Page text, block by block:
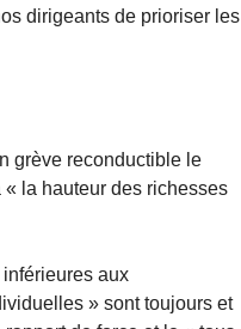
dirigeants de prioriser les
grève reconductible le
la hauteur des richesses
aux
» sont toujours et